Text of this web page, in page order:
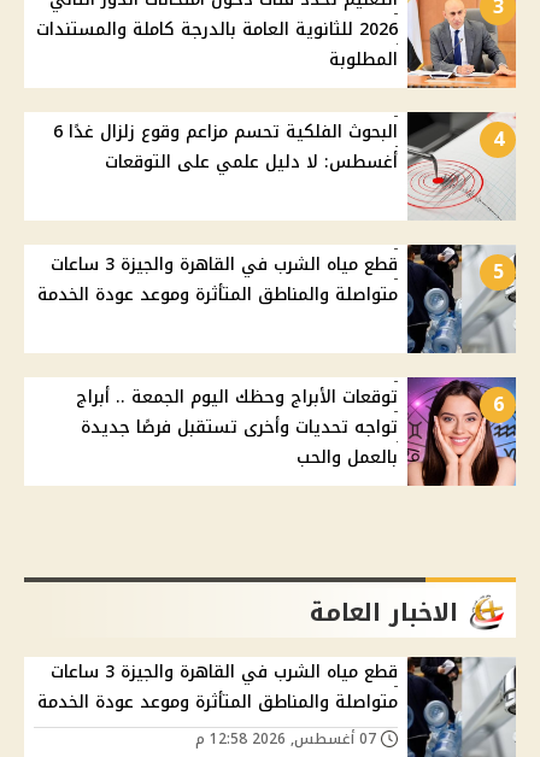
2026 للثانوية العامة بالدرجة كاملة والمستندات
المطلوبة
4
البحوث الفلكية تحسم مزاعم وقوع زلزال غدًا 6
أغسطس: لا دليل علمي على التوقعات
5
قطع مياه الشرب في القاهرة والجيزة 3 ساعات
متواصلة والمناطق المتأثرة وموعد عودة الخدمة
6
توقعات الأبراج وحظك اليوم الجمعة .. أبراج
تواجه تحديات وأخرى تستقبل فرصًا جديدة
بالعمل والحب
الاخبار العامة
قطع مياه الشرب في القاهرة والجيزة 3 ساعات
متواصلة والمناطق المتأثرة وموعد عودة الخدمة